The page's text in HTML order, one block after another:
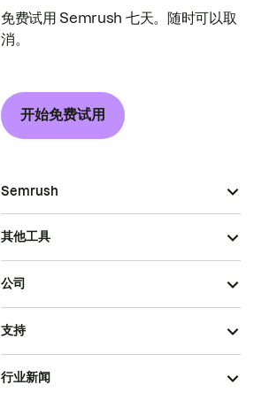
免费试用 Semrush 七天。随时可以取
消。
开始免费试用
Semrush
其他工具
公司
支持
行业新闻